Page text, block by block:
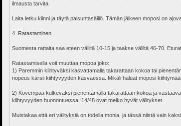
ilmausta tarvita.
Laita letku kiinni ja täytä paisuntasäiliö. Tämän jälkeen moposi on
4. Ratastaminen
Suomesta rattaita saa eteen väliltä 10-15 ja taakse väliltä 46-70.
Ratastamisella voit muuttaa mopoa joko:
1) Paremmin kiihtyväksi kasvattamalla takarattaan kokoa tai
nopeus kärsii kiihtyvyyden kasvaessa. Mikäli haluat moposi
2) Kovempaa kulkevaksi pienentämällä takarattaan kokoa ja
kiihtyvyyden huonontuessa, 14/48 ovat melko hyvät välitykset.
Muistakaa että eri välityksiä on todella monia, ja tässä niistä vain